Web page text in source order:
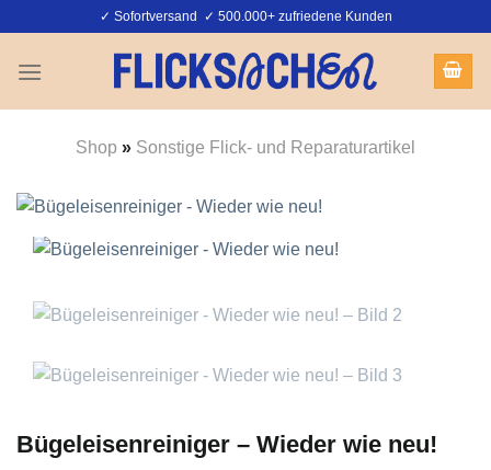
springen
✓ Sofortversand ✓ 500.000+ zufriedene Kunden
Shop » Sonstige Flick- und Reparaturartikel
Bügeleisenreiniger – Wieder wie neu!